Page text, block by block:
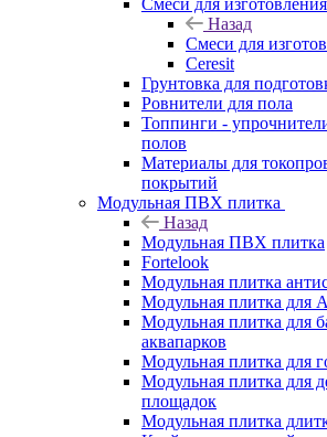
Смеси для
Назад
Смеси для
Ceresit
Грунтовка для
Ровнители для пола
Топпинги -
полов
Материалы для
покрытий
Модульная ПВХ плитка
Назад
Модульная ПВХ плитка
Fortelook
Модульная плитка
Модульная плитка для
Модульная плитка для
аквапарков
Модульная плитка для
Модульная плитка для
площадок
Модульная плитка